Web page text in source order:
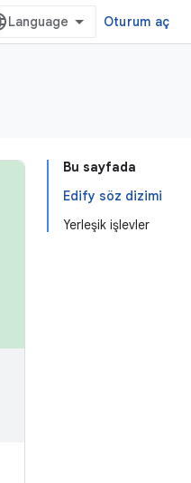
Oturum aç
Bu sayfada
Edify söz dizimi
Yerleşik işlevler